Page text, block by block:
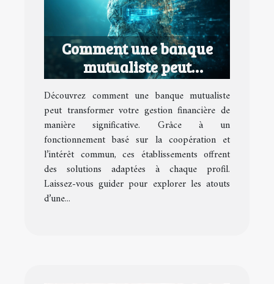
Comment une banque
mutualiste peut
transformer votre
gestion financière
Découvrez comment une banque mutualiste
peut transformer votre gestion financière de
manière significative. Grâce à un
fonctionnement basé sur la coopération et
l’intérêt commun, ces établissements offrent
des solutions adaptées à chaque profil.
Laissez-vous guider pour explorer les atouts
d’une...